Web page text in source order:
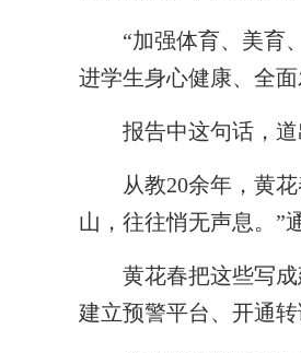
“加强体育、美育
进学生身心健康、全面
报告中这句话，道
从教20余年，黄花
山，往往悄无声息。”
黄花春把这些写成建
建立预警平台、开通